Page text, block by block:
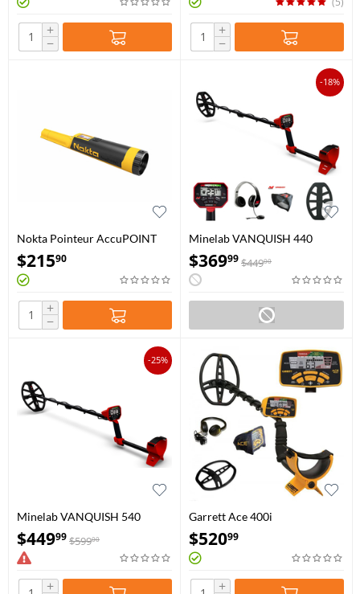
+
−
+
−
Nokta Pointeur AccuPOINT
$21590
+
−
-18%
Minelab VANQUISH 440
$36999$44900
-25%
Minelab VANQUISH 540
$44999$59900
+
Garrett Ace 400i
$52099
+